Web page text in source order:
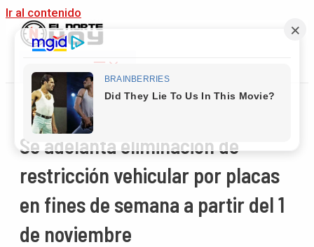
Ir al contenido
Main Menu
Se adelanta eliminación de
restricción vehicular por placas
en fines de semana a partir del 1
de noviembre